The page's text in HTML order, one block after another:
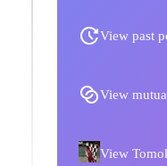
View past
View
View